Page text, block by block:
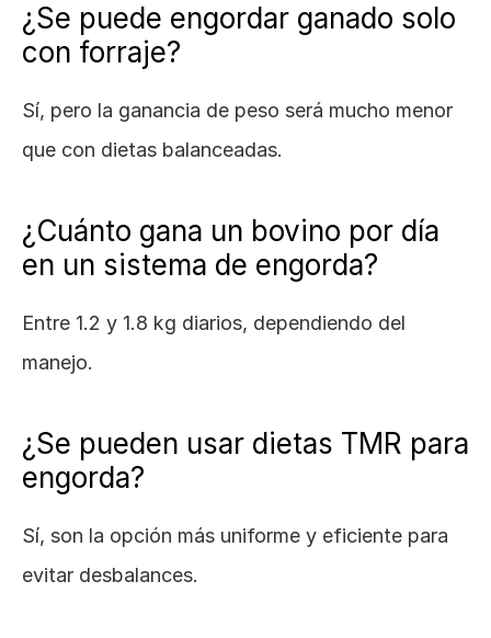
¿Se puede engordar ganado solo
con forraje?
Sí, pero la ganancia de peso será mucho menor
que con dietas balanceadas.
¿Cuánto gana un bovino por día
en un sistema de engorda?
Entre 1.2 y 1.8 kg diarios, dependiendo del
manejo.
¿Se pueden usar dietas TMR para
engorda?
Sí, son la opción más uniforme y eficiente para
evitar desbalances.